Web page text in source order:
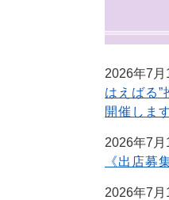
2026年7
はえばる”
開催しま
2026年7
《出店募
2026年7